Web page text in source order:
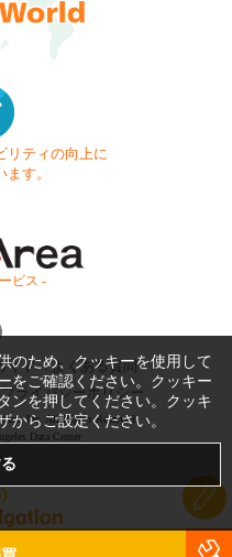
リティの向上に
す。
ビス -
イド
よくある質問
プライバシーポリシー
Inc. All Rights Reserved.
Data Center
のため、クッキーを使用して
をご確認ください。クッキー
ンを押してください。クッキ
からご設定ください。